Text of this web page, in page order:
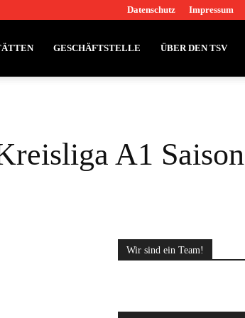
Datenschutz Impressum
GESCHÄFTSTELLE ÜBER DEN TSV
A1 Saison
Wir sind ein Team!